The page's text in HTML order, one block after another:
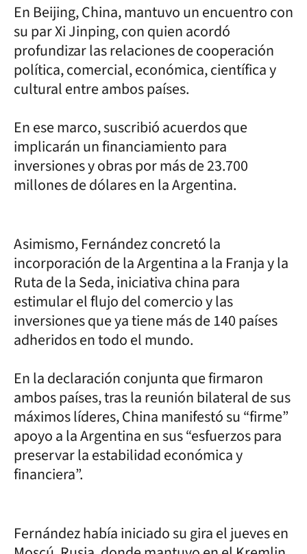
En Beijing, China, mantuvo un encuentro con
su par Xi Jinping, con quien acordó
profundizar las relaciones de cooperación
política, comercial, económica, científica y
cultural entre ambos países.
En ese marco, suscribió acuerdos que
implicarán un financiamiento para
inversiones y obras por más de 23.700
millones de dólares en la Argentina.
Asimismo, Fernández concretó la
incorporación de la Argentina a la Franja y la
Ruta de la Seda, iniciativa china para
estimular el flujo del comercio y las
inversiones que ya tiene más de 140 países
adheridos en todo el mundo.
En la declaración conjunta que firmaron
ambos países, tras la reunión bilateral de sus
máximos líderes, China manifestó su “firme”
apoyo a la Argentina en sus “esfuerzos para
preservar la estabilidad económica y
financiera”.
Fernández había iniciado su gira el jueves en